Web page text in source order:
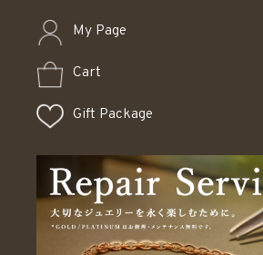
My Page
Cart
Gift Package